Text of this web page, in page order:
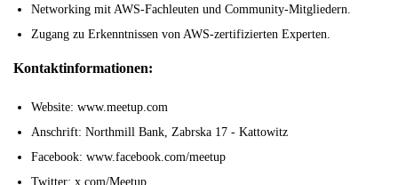
Networking mit AWS-Fachleuten und Community-Mitgliedern.
Zugang zu Erkenntnissen von AWS-zertifizierten Experten.
Kontaktinformationen:
Website: www.meetup.com
Anschrift: Northmill Bank, Zabrska 17 - Kattowitz
Facebook: www.facebook.com/meetup
Twitter: x.com/Meetup